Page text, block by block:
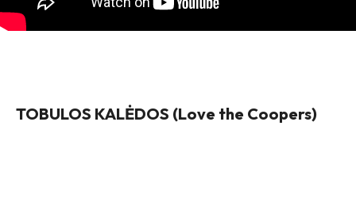
TOBULOS KALĖDOS (Love the Coopers)